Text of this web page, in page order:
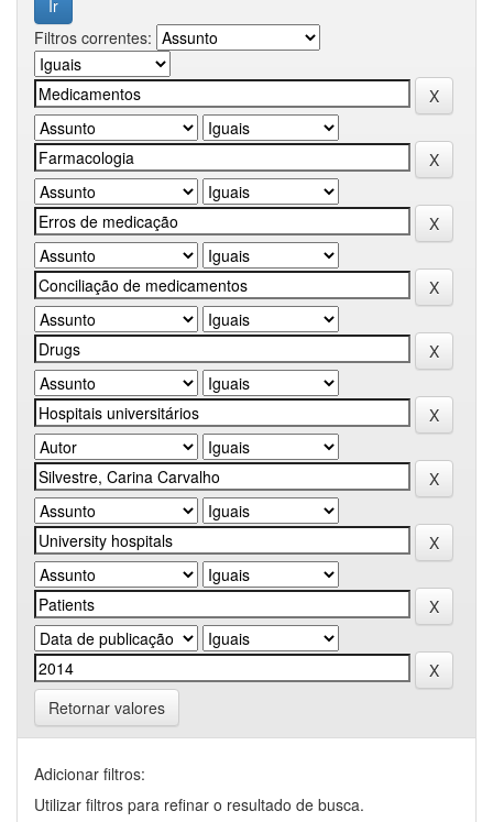
Filtros correntes:
Retornar valores
Adicionar filtros:
Utilizar filtros para refinar o resultado de busca.